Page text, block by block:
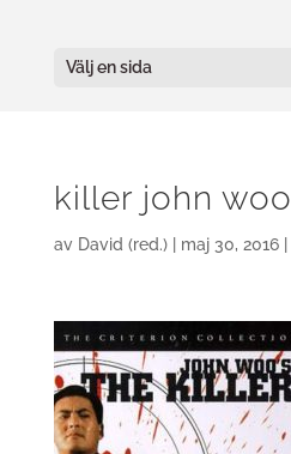
Välj en sida
killer john woo
av David (red.)| maj 30, 2016|